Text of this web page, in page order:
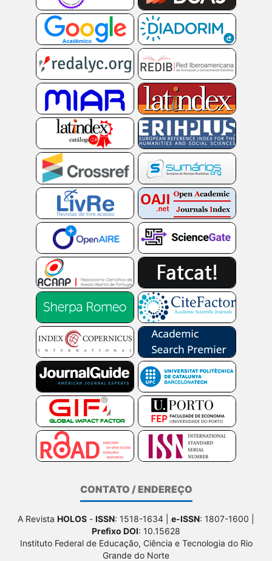
CONTATO / ENDEREÇO
A Revista HOLOS - ISSN: 1518-1634 | e-ISSN: 1807-1600 |
Prefixo DOI: 10.15628
Instituto Federal de Educação, Ciência e Tecnologia do Rio
Grande do Norte